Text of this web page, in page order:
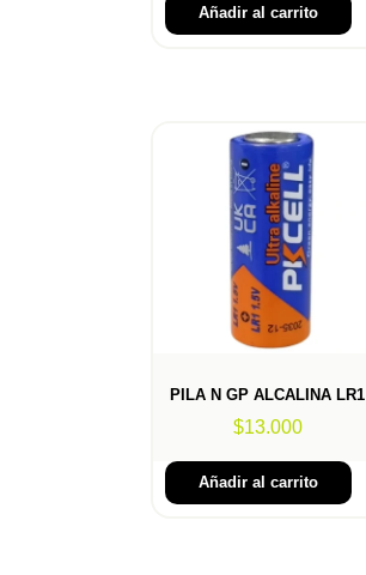
Añadir al carrito
PILA N GP ALCALINA LR1
$13.000
Añadir al carrito